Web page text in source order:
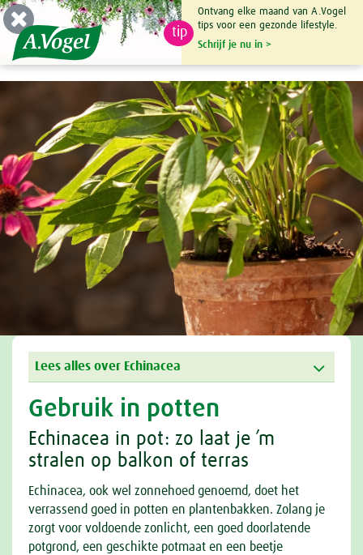
Lees alles over Echinacea
Gebruik in potten
Echinacea in pot: zo laat je ’m
stralen op balkon of terras
Echinacea, ook wel zonnehoed genoemd, doet het
verrassend goed in potten en plantenbakken. Zolang je
zorgt voor voldoende zonlicht, een goed doorlatende
potgrond, een geschikte potmaat en een beetje
tip
Ontvang elke maand van A.Vogel
tips voor een gezonde lifestyle.
Schrijf je nu in >